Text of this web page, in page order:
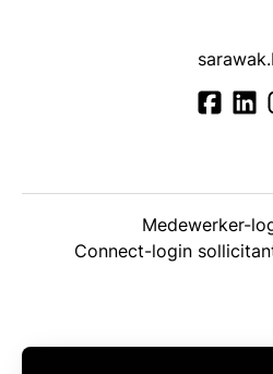
Medewerker-
Connect-login